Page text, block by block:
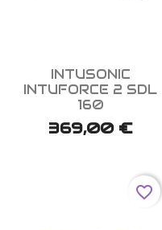
Aperçu rapide
INTUSONIC
INTUFORCE 2 SDL
160
369,00 €
favorite_border